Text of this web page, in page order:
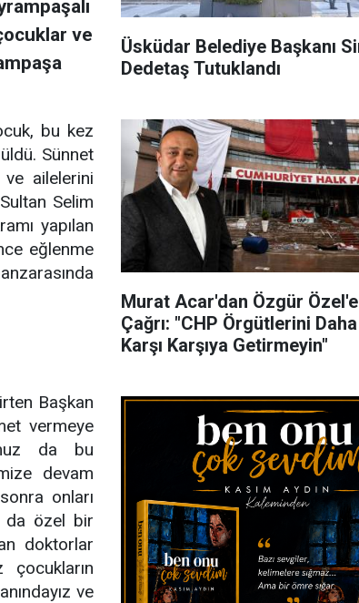
ve
bu kez
Sünnet
ailelerini
Selim
yapılan
eğlenme
Başkan
vermeye
da bu
devam
onları
da özel bir
doktorlar
ve
Üsküdar Belediye Başkanı
Dedetaş Tutuklandı
Murat Acar'dan Özgür
Çağrı: "CHP Örgütlerini
Karşı Karşıya Getirmeyin"